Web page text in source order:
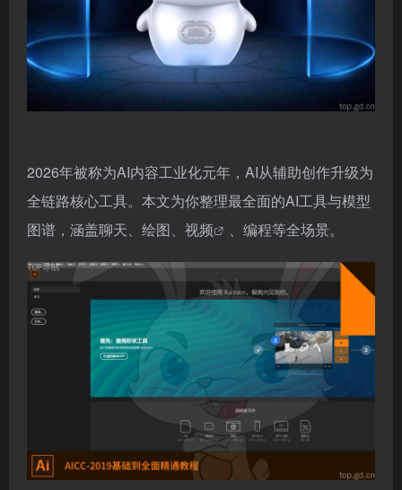
2026年被称为AI内容工业化元年，AI从辅助创作升级为
全链路核心工具。本文为你整理最全面的AI工具与模型
图谱，涵盖聊天、绘图、 视频 、编程等全场景。